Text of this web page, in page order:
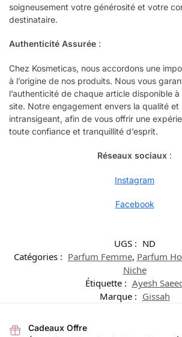
soigneusement votre générosité et votre
destinataire.
Authenticité Assurée :
Chez Kosmeticas, nous accordons une
à l’origine de nos produits. Nous vous
l’authenticité de chaque article disponible
site. Notre engagement envers la qualité et
intransigeant, afin de vous offrir une
toute confiance et tranquillité d’esprit.
Réseaux sociaux :
Instagram
Facebook
UGS : ND
Catégories : Parfum Femme, Parfum
Niche
Étiquette : Ayesh
Marque : Gissah
Cadeaux Offre